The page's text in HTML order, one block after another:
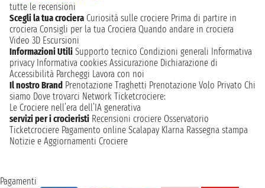
tutte le recensioni
Scegli la tua crociera Curiosità sulle crociere Prima di partire in
crociera Consigli per la tua Crociera Quando andare in crociera
Video 3D Escursioni
Informazioni Utili Supporto tecnico Condizioni generali Informativa
privacy Informativa cookies Assicurazione Dichiarazione di
Accessibilità Parcheggi Lavora con noi
Il nostro Brand Prenotazione Traghetti Prenotazione Volo Privato Chi
siamo Dove trovarci Network Ticketcrociere:
Le Crociere nell’era dell’IA generativa
servizi per i crocieristi Recensioni crociere Osservatorio
Ticketcrociere Pagamento online Scalapay Klarna Rassegna stampa
Notizie e Aggiornamenti Crociere
Pagamenti